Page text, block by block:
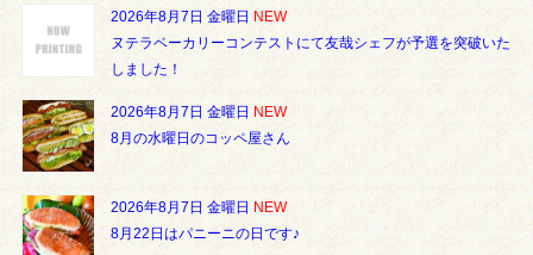
2026年8月7日 金曜日 NEW
ヌテラベーカリーコンテストにて友哉シェフが予選を突破いた
しました！
2026年8月7日 金曜日 NEW
8月の水曜日のコッペ屋さん
2026年8月7日 金曜日 NEW
8月22日はパニーニの日です♪